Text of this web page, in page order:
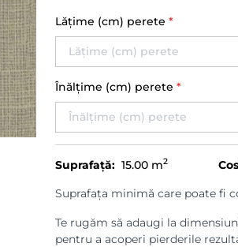
Lățime (cm) perete *
Înălțime (cm) perete *
Suprafață: 15.00 m2
Suprafața minimă care poate fi
Te rugăm să adaugi la
pentru a acoperi pierderile